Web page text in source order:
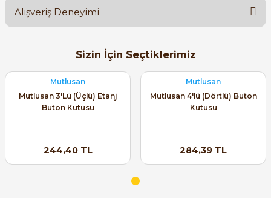
Alışveriş Deneyimi
Orijinal kutusuyla ertesi gün
ulaştı elimize. Teşekkürler.
B... A... | 27/06/2026
Satıcı ilgili ve çok yardım severdi
muhammed demirci |
22/06/2026
Sizin İçin Seçtiklerimiz
Mutlusan
Mutlusan 3'Lü (Üçlü) Etanj
Buton Kutusu
244,40 TL
Mutlusan
Mutlusan 4'lü (Dörtlü) Buton
Kutusu
284,39 TL